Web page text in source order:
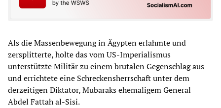
Als die Massenbewegung in Ägypten erlahmte und
zersplitterte, holte das vom US-Imperialismus
unterstützte Militär zu einem brutalen Gegenschlag aus
und errichtete eine Schreckensherrschaft unter dem
derzeitigen Diktator, Mubaraks ehemaligem General
Abdel Fattah al-Sisi.